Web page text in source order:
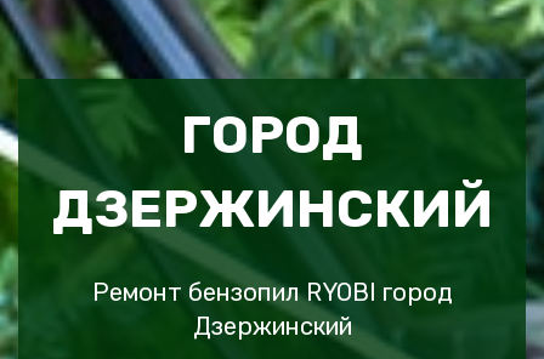
ГОРОД
ДЗЕРЖИНСКИЙ
Ремонт бензопил RYOBI город
Дзержинский